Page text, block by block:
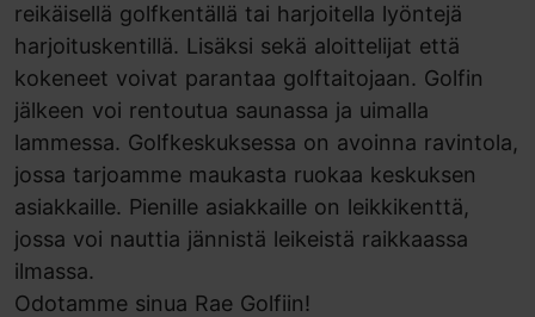
reikäisellä golfkentällä tai harjoitella lyöntejä
harjoituskentillä. Lisäksi sekä aloittelijat että
kokeneet voivat parantaa golftaitojaan. Golfin
jälkeen voi rentoutua saunassa ja uimalla
lammessa. Golfkeskuksessa on avoinna ravintola,
jossa tarjoamme maukasta ruokaa keskuksen
asiakkaille. Pienille asiakkaille on leikkikenttä,
jossa voi nauttia jännistä leikeistä raikkaassa
ilmassa.
Odotamme sinua Rae Golfiin!